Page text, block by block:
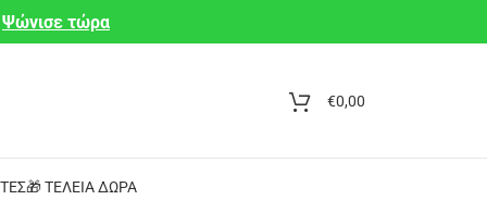
Ψώνισε τώρα
€0,00
🎁 ΤΈΛΕΙΑ ΔΏΡΑ